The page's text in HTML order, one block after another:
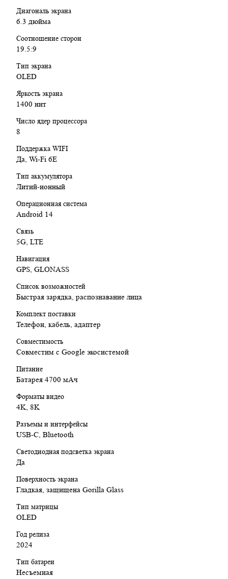
Диагональ экрана
6.3 дюйма
Соотношение сторон
19.5:9
Тип экрана
OLED
Яркость экрана
1400 нит
Число ядер процессора
8
Поддержка WIFI
Да, Wi-Fi 6E
Тип аккумулятора
Литий-ионный
Операционная система
Android 14
Связь
5G, LTE
Навигация
GPS, GLONASS
Список возможностей
Быстрая зарядка, распознавание лица
Комплект поставки
Телефон, кабель, адаптер
Совместимость
Совместим с Google экосистемой
Питание
Батарея 4700 мАч
Форматы видео
4K, 8K
Разъемы и интерфейсы
USB-C, Bluetooth
Светодиодная подсветка экрана
Да
Поверхность экрана
Гладкая, защищена Gorilla Glass
Тип матрицы
OLED
Год релиза
2024
Тип батареи
Несъемная